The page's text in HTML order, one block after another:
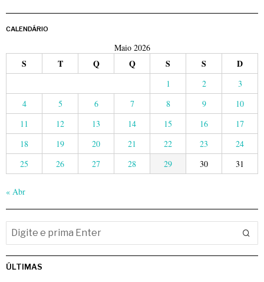
CALENDÁRIO
Maio 2026
S T Q Q S S D
1 2
3
4
5 6 7 8 9
10
11
12 13 14 15 16
17
18
19 20 21 22 23
24
25
26 27 28 29 30 31
« Abr
ÚLTIMAS